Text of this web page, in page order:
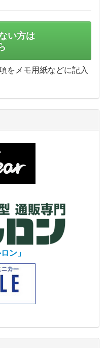
い方は
をメモ用紙などに記入
ン」